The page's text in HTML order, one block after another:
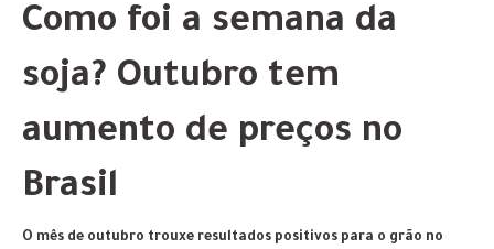
Como foi a semana da
soja? Outubro tem
aumento de preços no
Brasil
O mês de outubro trouxe resultados positivos para o grão no